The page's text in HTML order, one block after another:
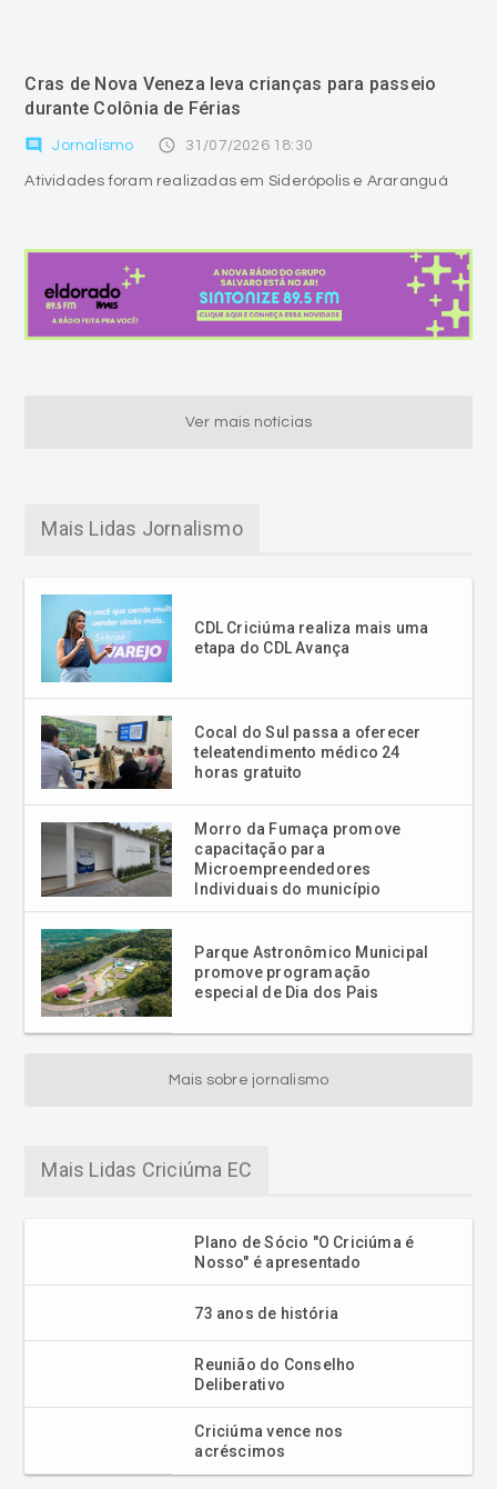
Cras de Nova Veneza leva crianças para passeio
durante Colônia de Férias
comment Jornalismo access_time 31/07/2026 18:30
Atividades foram realizadas em Siderópolis e Araranguá
Ver mais notícias
Mais Lidas Jornalismo
CDL Criciúma realiza mais uma
etapa do CDL Avança
Cocal do Sul passa a oferecer
teleatendimento médico 24
horas gratuito
Morro da Fumaça promove
capacitação para
Microempreendedores
Individuais do município
Parque Astronômico Municipal
promove programação
especial de Dia dos Pais
Mais sobre jornalismo
Mais Lidas Criciúma EC
Plano de Sócio "O Criciúma é
Nosso" é apresentado
73 anos de história
Reunião do Conselho
Deliberativo
Criciúma vence nos
acréscimos